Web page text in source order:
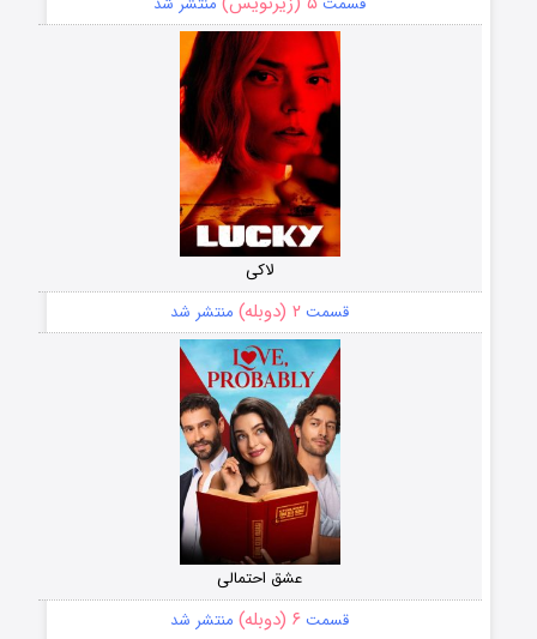
لاکی
قسمت ۲ (دوبله) منتشر شد
عشق احتمالی
قسمت ۶ (دوبله) منتشر شد